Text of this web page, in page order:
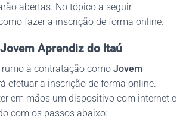
abertas. No tópico a seguir
fazer a inscrição de forma online.
Aprendiz do Itaú
à contratação como Jovem
efetuar a inscrição de forma online.
em mãos um dispositivo com internet e
com os passos abaixo: